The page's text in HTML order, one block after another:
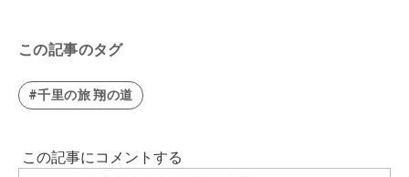
この記事のタグ
#千里の旅 翔の道